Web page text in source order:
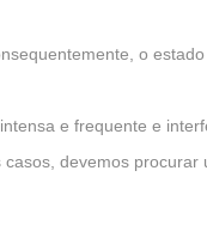
o
e frequente e
devemos procurar